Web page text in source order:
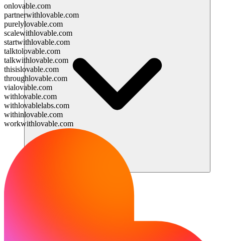
onlovable.com
partnerwithlovable.com
purelylovable.com
scalewithlovable.com
startwithlovable.com
talktolovable.com
talkwithlovable.com
thisislovable.com
throughlovable.com
vialovable.com
withlovable.com
withlovablelabs.com
withinlovable.com
workwithlovable.com